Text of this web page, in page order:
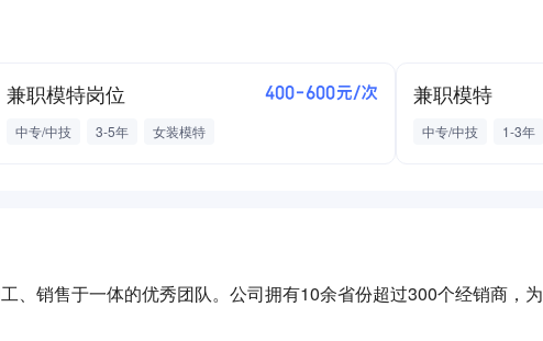
兼职模特岗位 400-600元/次
中专/中技 3-5年 女装模特
兼职模特
中专/中技 1-3年
、销售于一体的优秀团队。公司拥有10余省份超过300个经销商，为